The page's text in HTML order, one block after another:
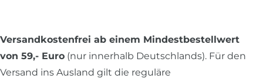
Versandkostenfrei ab einem Mindestbestellwert
von 59,- Euro (nur innerhalb Deutschlands). Für den
Versand ins Ausland gilt die reguläre